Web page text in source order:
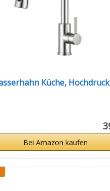
Küche,
Bei Amazon kaufen